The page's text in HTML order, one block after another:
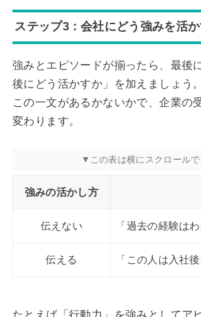
ステップ3：会社にどう強みを活
強みとエピソードが揃ったら、最後
後にどう活かすか」を加えましょう。
この一文があるかないかで、企業の
変わります。
強みの活かし方
伝えない 「過去の経験は
伝える 「この人は入社
たとえば「行動力」を強みとしてア